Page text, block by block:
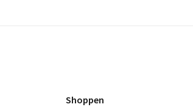
Shoppen